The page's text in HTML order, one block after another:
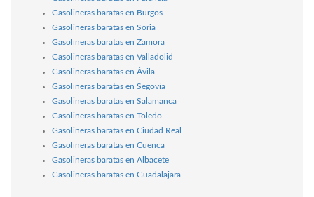
Gasolineras baratas en Burgos
Gasolineras baratas en Soria
Gasolineras baratas en Zamora
Gasolineras baratas en Valladolid
Gasolineras baratas en Ávila
Gasolineras baratas en Segovia
Gasolineras baratas en Salamanca
Gasolineras baratas en Toledo
Gasolineras baratas en Ciudad Real
Gasolineras baratas en Cuenca
Gasolineras baratas en Albacete
Gasolineras baratas en Guadalajara